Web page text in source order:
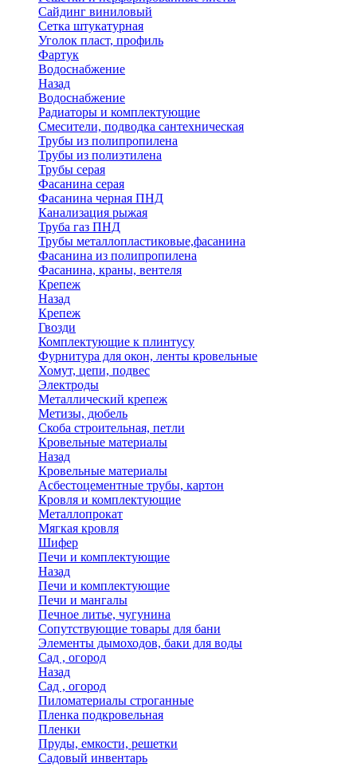
Сайдинг виниловый
Сетка штукатурная
Уголок пласт, профиль
Фартук
Водоснабжение
Назад
Водоснабжение
Радиаторы и комплектующие
Смесители, подводка сантехническая
Трубы из полипропилена
Трубы из полиэтилена
Трубы серая
Фасанина серая
Фасанина черная ПНД
Канализация рыжая
Труба газ ПНД
Трубы металлопластиковые,фасанина
Фасанина из полипропилена
Фасанина, краны, вентеля
Крепеж
Назад
Крепеж
Гвозди
Комплектующие к плинтусу
Фурнитура для окон, ленты кровельные
Хомут, цепи, подвес
Электроды
Металлический крепеж
Метизы, дюбель
Скоба строительная, петли
Кровельные материалы
Назад
Кровельные материалы
Асбестоцементные трубы, картон
Кровля и комплектующие
Металлопрокат
Мягкая кровля
Шифер
Печи и комплектующие
Назад
Печи и комплектующие
Печи и мангалы
Печное литье, чугунина
Сопутствующие товары для бани
Элементы дымоходов, баки для воды
Сад , огород
Назад
Сад , огород
Пиломатериалы строганные
Пленка подкровельная
Пленки
Пруды, емкости, решетки
Садовый инвентарь